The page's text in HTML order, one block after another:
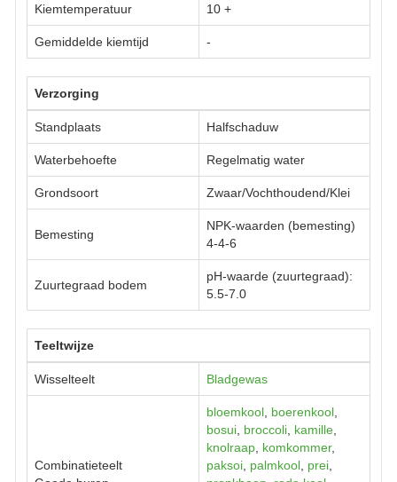
Kiemtemperatuur 10 +
Gemiddelde kiemtijd -
Verzorging
Standplaats Halfschaduw
Waterbehoefte Regelmatig water
Grondsoort Zwaar/Vochthoudend/Klei
Bemesting
NPK-waarden (bemesting)
4-4-6
Zuurtegraad bodem
pH-waarde (zuurtegraad):
5.5-7.0
Teeltwijze
Wisselteelt Bladgewas
Combinatieteelt
bloemkool boerenkool
bosui broccoli kamille
knolraap komkommer,
paksoi palmkool prei